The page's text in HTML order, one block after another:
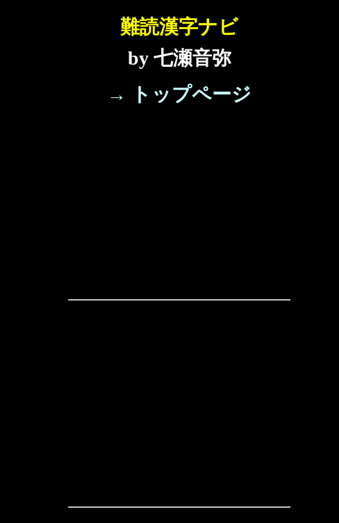
難読漢字ナビ
by 七瀬音弥
→ トップページ